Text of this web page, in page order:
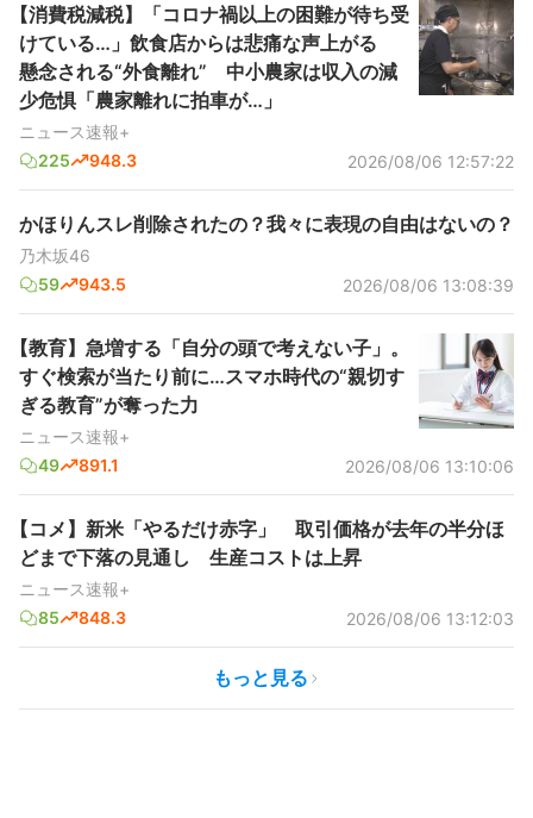
【消費税減税】「コロナ禍以上の困難が待ち受
けている…」飲食店からは悲痛な声上がる
懸念される“外食離れ” 中小農家は収入の減
少危惧「農家離れに拍車が…」
ニュース速報+
225
948.3 2026/08/06 12:57:22
かほりんスレ削除されたの？我々に表現の自由はないの？
乃木坂46
59
943.5 2026/08/06 13:08:39
【教育】急増する「自分の頭で考えない子」。
すぐ検索が当たり前に…スマホ時代の“親切す
ぎる教育”が奪った力
ニュース速報+
49
891.1 2026/08/06 13:10:06
【コメ】新米「やるだけ赤字」 取引価格が去年の半分ほ
どまで下落の見通し 生産コストは上昇
ニュース速報+
85
848.3 2026/08/06 13:12:03
もっと見る